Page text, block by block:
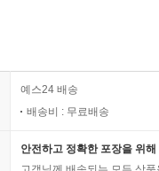
예스24 배송
배송비 : 무료배송
안전하고 정확한 포장을 위